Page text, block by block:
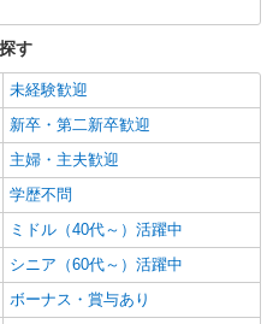
アマンションで生活ケア/見守
〜2125円 ＜日払い有/週払い有/交
リン代含む)＞
田原市役所そば
詳細を見る
す
未経験歓迎
新卒・第二新卒歓迎
主婦・主夫歓迎
学歴不問
ミドル（40代～）活躍中
シニア（60代～）活躍中
ボーナス・賞与あり